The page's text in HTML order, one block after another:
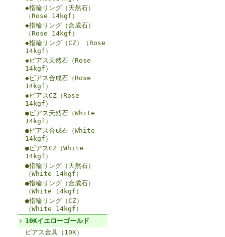
◆指輪リング（天然石）
（Rose 14kgf）
◆指輪リング（合成石）
（Rose 14kgf）
◆指輪リング（CZ）（Rose
14kgf）
◆ピアス天然石（Rose
14kgf）
◆ピアス合成石（Rose
14kgf）
◆ピアスCZ（Rose
14kgf）
●ピアス天然石（White
14kgf）
●ピアス合成石（White
14kgf）
●ピアスCZ（White
14kgf）
●指輪リング（天然石）
（White 14kgf）
●指輪リング（合成石）
（White 14kgf）
●指輪リング（CZ）
（White 14kgf）
10Kイエローゴールド
ピアス金具（10K）